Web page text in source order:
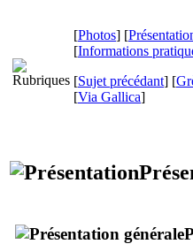
[Photos] [
[Informations
[Sujet précédant] [
[Via Gallica]